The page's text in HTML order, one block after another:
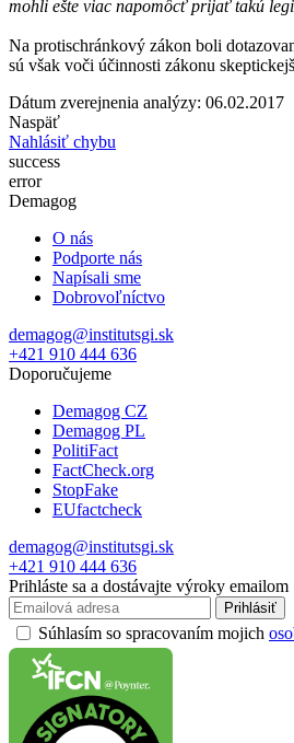
mohli ešte viac napomôcť prijať takú
Na protischránkový zákon boli
sú však voči účinnosti zákonu
Dátum zverejnenia analýzy: 06.02.2017
Naspäť
Nahlásiť chybu
success
error
Demagog
O nás
Podporte nás
Napísali sme
Dobrovoľníctvo
demagog@institutsgi.sk
+421 910 444 636
Doporučujeme
Demagog CZ
Demagog PL
PolitiFact
FactCheck.org
StopFake
EUfactcheck
demagog@institutsgi.sk
+421 910 444 636
Prihláste sa a dostávajte výroky emailom
Prihlásiť
Súhlasím so spracovaním mojich